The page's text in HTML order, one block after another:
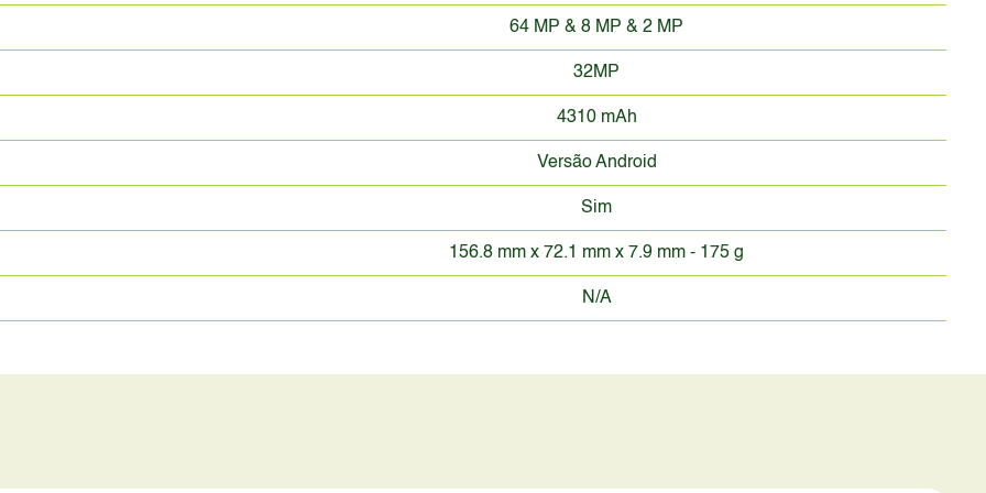
64 MP & 8 MP & 2 MP
32MP
4310 mAh
Versão Android
Sim
156.8 mm x 72.1 mm x 7.9 mm - 175 g
N/A